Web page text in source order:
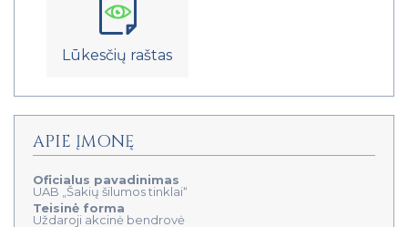
Lūkesčių raštas
APIE ĮMONĘ
Oficialus pavadinimas
UAB „Šakių šilumos tinklai“
Teisinė forma
Uždaroji akcinė bendrovė